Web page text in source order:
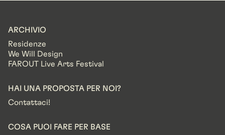
ARCHIVIO
Residenze
We Will Design
FAROUT Live Arts Festival
HAI UNA PROPOSTA PER NOI?
Contattaci!
COSA PUOI FARE PER BASE